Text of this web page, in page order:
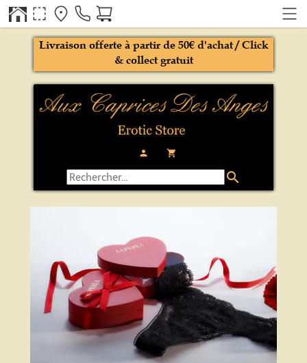
person local_grocery_store
Livraison offerte à partir de 50€ d'achat / Click
& collect gratuit
search